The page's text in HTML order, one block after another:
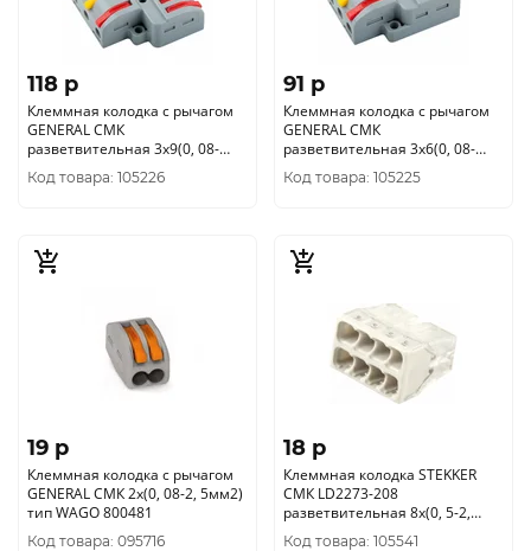
118 p
Клеммная колодка с рычагом
GENERAL СМК
разветвительная 3х9(0, 08-
4мм2) 800498
Код товара: 105226
91 p
Клеммная колодка с рычагом
GENERAL СМК
разветвительная 3х6(0, 08-
4мм2) 800497
Код товара: 105225
19 p
Клеммная колодка с рычагом
GENERAL СМК 2х(0, 08-2, 5мм2)
тип WAGO 800481
Код товара: 095716
18 p
Клеммная колодка STEKKER
СМК LD2273-208
разветвительная 8x(0, 5-2,
5мм2) 450V 24A 32392
Код товара: 105541